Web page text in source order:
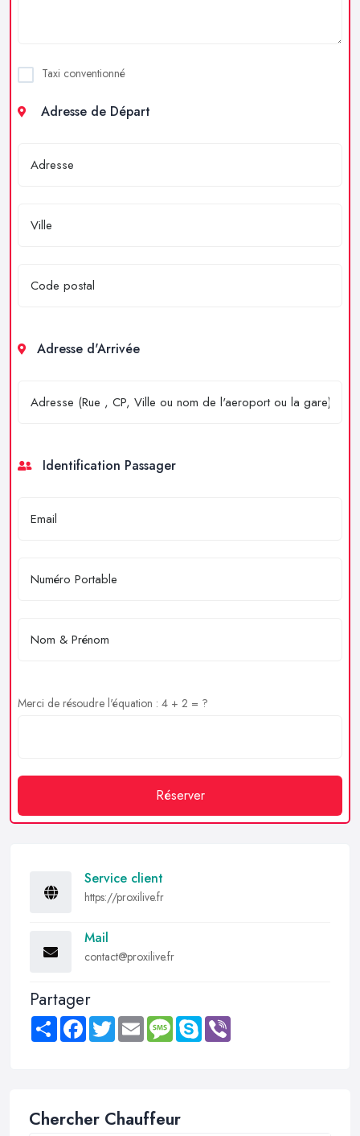
Taxi conventionné
Adresse de Départ
Adresse d'Arrivée
Identification Passager
Merci de résoudre l'équation : 4 + 2 = ?
Réserver
Service client
https://proxilive.fr
Mail
contact@proxilive.fr
Partager
Share FacebookTwitter Email MessageSkype
Chercher Chauffeur